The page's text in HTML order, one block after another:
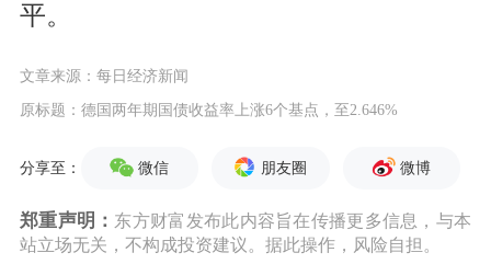
平。
文章来源：每日经济新闻
原标题：德国两年期国债收益率上涨6个基点，至2.646%
分享至： 微信 朋友圈 微博
郑重声明： 东方财富发布此内容旨在传播更多信息，与本
站立场无关，不构成投资建议。据此操作，风险自担。